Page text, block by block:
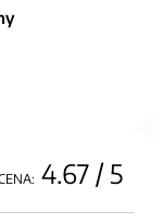
4.67 / 5